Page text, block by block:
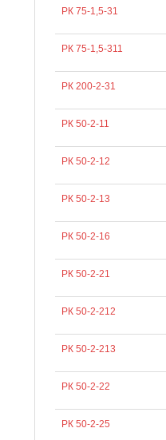
РК 75-1,5-31
РК 75-1,5-311
РК 200-2-31
РК 50-2-11
РК 50-2-12
РК 50-2-13
РК 50-2-16
РК 50-2-21
РК 50-2-212
РК 50-2-213
РК 50-2-22
РК 50-2-25